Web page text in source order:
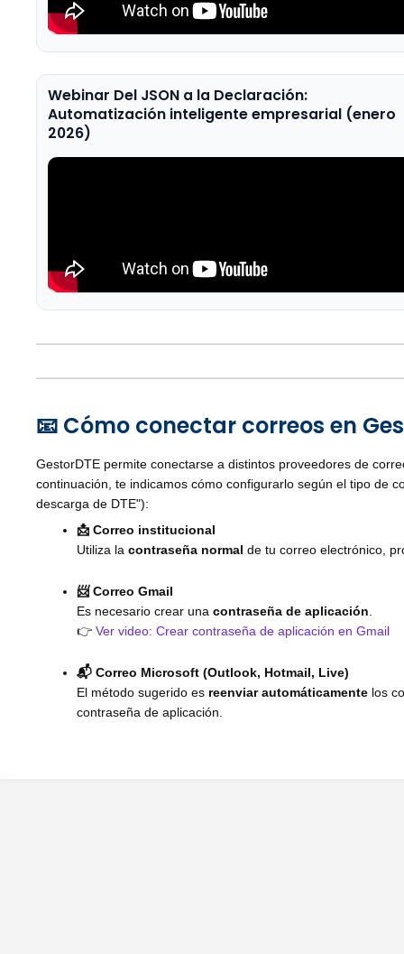
Webinar Del JSON a la Declaración:
Automatización inteligente empresarial (enero
2026)
📧 Cómo conectar correos en
GestorDTE permite conectarse a distintos proveedores de
continuación, te indicamos cómo configurarlo según el tipo de
descarga de DTE"):
📩 Correo institucional
Utiliza la contraseña normal de tu correo electrónico,
📨 Correo Gmail
Es necesario crear una contraseña de aplicación.
👉 Ver video: Crear contraseña de aplicación en Gmail
📬 Correo Microsoft (Outlook, Hotmail, Live)
El método sugerido es reenviar automáticamente los
contraseña de aplicación.